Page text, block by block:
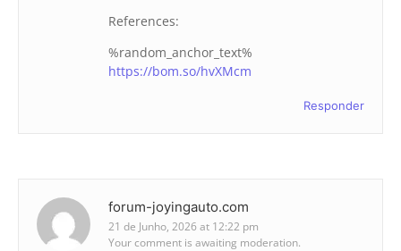
References:
%random_anchor_text%
https://bom.so/hvXMcm
Responder
forum-joyingauto.com
21 de Junho, 2026 at 12:22 pm
Your comment is awaiting moderation.